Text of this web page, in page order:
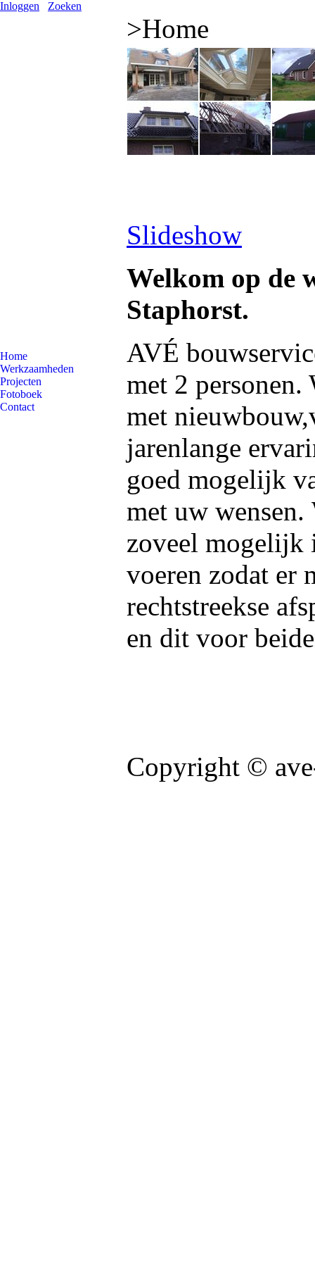
Inloggen Zoeken
Home
Werkzaamheden
Projecten
Fotoboek
Contact
>Home
Slideshow
Welkom op de
Staphorst.
AVÉ
met 2
met
jarenlange
goed mogelijk
met uw
zoveel mogelijk
voeren zodat er
rechtstreekse
en dit voor
Copyright ©